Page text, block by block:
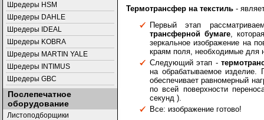
Шредеры HSM
Шредеры DAHLE
Шредеры IDEAL
Шредеры KOBRA
Шредеры MARTIN YALE
Шредеры INTIMUS
Шредеры GBC
Послепечатное
оборудование
Листоподборщики
Термотрансфер на текстиль -
Первый этап
трансферной бумаге,
зеркальное изображение на
краям поля, необходимые для
Следующий этап -
на обрабатываемое
обеспечивает равномерный
по всей поверхности
секунд ).
Все: изображение готово!